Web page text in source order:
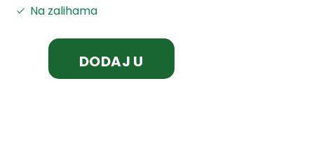
Na zalihama
DODAJ U